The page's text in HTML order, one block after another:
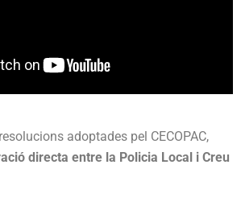
adoptades pel CECOPAC,
directa entre la Policia Local i Creu